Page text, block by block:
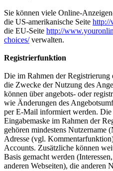
Sie können viele Online-
die US-amerikanische Seite http://
die EU-Seite http://
choices/verwalten.
Registrierfunktion
Die im Rahmen der
die Zwecke der Nutzung des
können über angebots- oder
wie Änderungen des
per E-Mail informiert werden. Die
Eingabemaske im Rahmen der
gehören mindestens
Adresse (vgl.
Accounts. Zusätzliche können
Basis gemacht werden
anderen Webseiten), die anderen